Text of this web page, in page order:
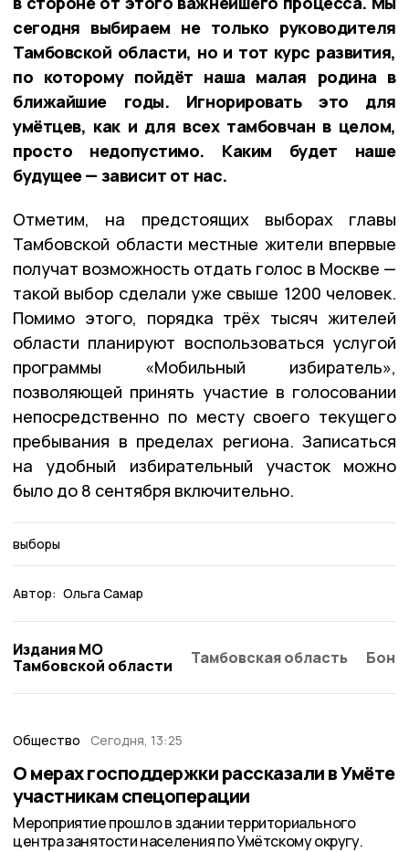
сегодня выбираем не только руководителя
Тамбовской области, но и тот курс развития,
по которому пойдёт наша малая родина в
ближайшие годы. Игнорировать это для
умётцев, как и для всех тамбовчан в целом,
просто недопустимо. Каким будет наше
будущее — зависит от нас.
Отметим, на предстоящих выборах главы
Тамбовской области местные жители впервые
получат возможность отдать голос в Москве —
такой выбор сделали уже свыше 1200 человек.
Помимо этого, порядка трёх тысяч жителей
области планируют воспользоваться услугой
программы «Мобильный избиратель»,
позволяющей принять участие в голосовании
непосредственно по месту своего текущего
пребывания в пределах региона. Записаться
на удобный избирательный участок можно
было до 8 сентября включительно.
выборы
Автор: Ольга Самар
Издания МО
Тамбовской области
Тамбовская область
Общество Сегодня, 13:25
О мерах господдержки рассказали в Умёте
участникам спецоперации
Мероприятие прошло в здании территориального
центра занятости населения по Умётскому округу.